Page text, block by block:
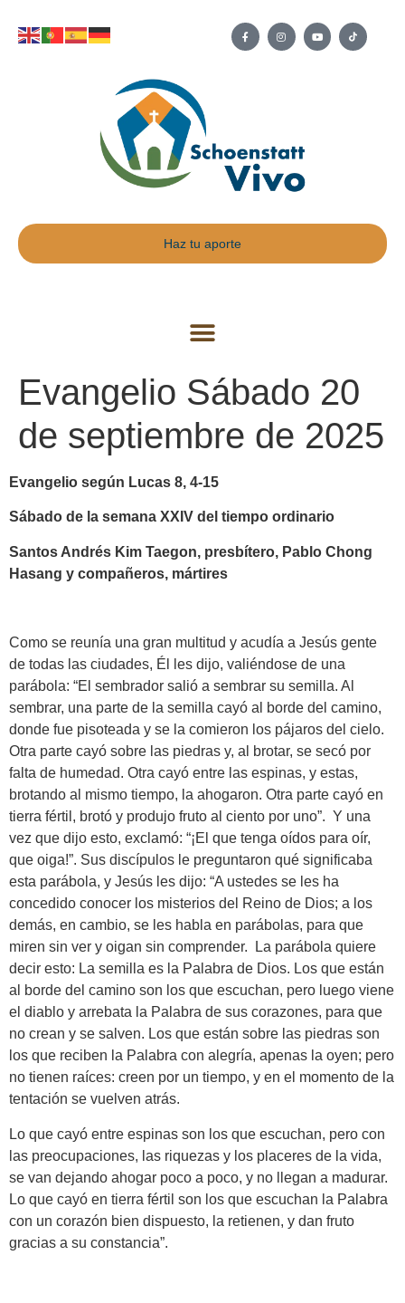
Haz tu aporte
Evangelio Sábado 20
de septiembre de 2025
Evangelio según Lucas 8, 4-15
Sábado de la semana XXIV del tiempo ordinario
Santos Andrés Kim Taegon, presbítero, Pablo Chong
Hasang y compañeros, mártires
Como se reunía una gran multitud y acudía a Jesús gente
de todas las ciudades, Él les dijo, valiéndose de una
parábola: “El sembrador salió a sembrar su semilla. Al
sembrar, una parte de la semilla cayó al borde del camino,
donde fue pisoteada y se la comieron los pájaros del cielo.
Otra parte cayó sobre las piedras y, al brotar, se secó por
falta de humedad. Otra cayó entre las espinas, y estas,
brotando al mismo tiempo, la ahogaron. Otra parte cayó en
tierra fértil, brotó y produjo fruto al ciento por uno”. Y una
vez que dijo esto, exclamó: “¡El que tenga oídos para oír,
que oiga!”. Sus discípulos le preguntaron qué significaba
esta parábola, y Jesús les dijo: “A ustedes se les ha
concedido conocer los misterios del Reino de Dios; a los
demás, en cambio, se les habla en parábolas, para que
miren sin ver y oigan sin comprender. La parábola quiere
decir esto: La semilla es la Palabra de Dios. Los que están
al borde del camino son los que escuchan, pero luego viene
el diablo y arrebata la Palabra de sus corazones, para que
no crean y se salven. Los que están sobre las piedras son
los que reciben la Palabra con alegría, apenas la oyen; pero
no tienen raíces: creen por un tiempo, y en el momento de la
tentación se vuelven atrás.
Lo que cayó entre espinas son los que escuchan, pero con
las preocupaciones, las riquezas y los placeres de la vida,
se van dejando ahogar poco a poco, y no llegan a madurar.
Lo que cayó en tierra fértil son los que escuchan la Palabra
con un corazón bien dispuesto, la retienen, y dan fruto
gracias a su constancia”.